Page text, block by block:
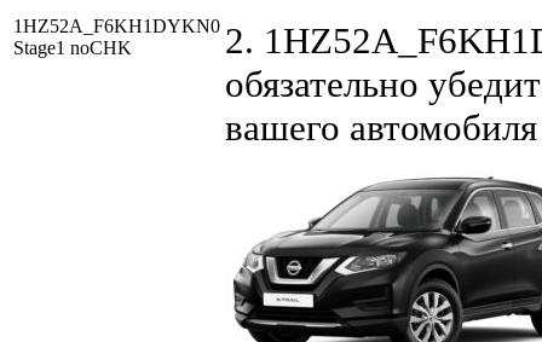
1HZ52A_F6KH1DYKN0
Stage1 noCHK
2.
обязательно
вашего автомобиля